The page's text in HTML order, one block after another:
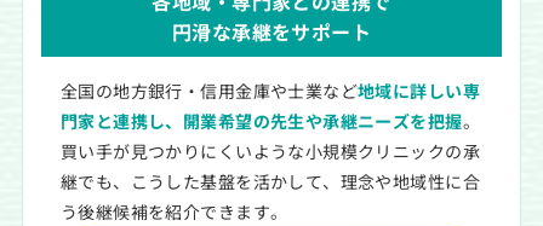
円滑な承継をサポート
全国の地方銀行・信用金庫や士業など地域に詳しい専
門家と連携し、開業希望の先生や承継ニーズを把握。
買い手が見つかりにくいような小規模クリニックの承
継でも、こうした基盤を活かして、理念や地域性に合
う後継候補を紹介できます。